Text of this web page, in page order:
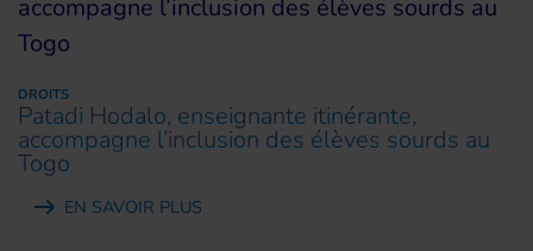
DROITS
Patadi Hodalo, enseignante itinérante,
accompagne l’inclusion des élèves sourds au
Togo
EN SAVOIR PLUS